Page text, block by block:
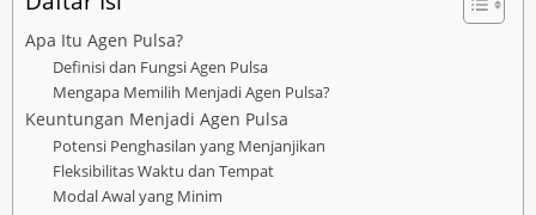
Apa Itu Agen Pulsa?
Definisi dan Fungsi Agen Pulsa
Mengapa Memilih Menjadi Agen Pulsa?
Keuntungan Menjadi Agen Pulsa
Potensi Penghasilan yang Menjanjikan
Fleksibilitas Waktu dan Tempat
Modal Awal yang Minim